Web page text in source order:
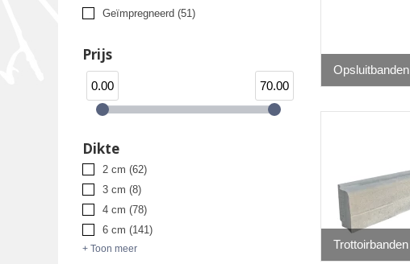
Geïmpregneerd (51)
Prijs
0.00 70.00
Dikte
2 cm (62)
3 cm (8)
4 cm (78)
6 cm (141)
+ Toon meer
Opsluitbanden
Trottoirbanden